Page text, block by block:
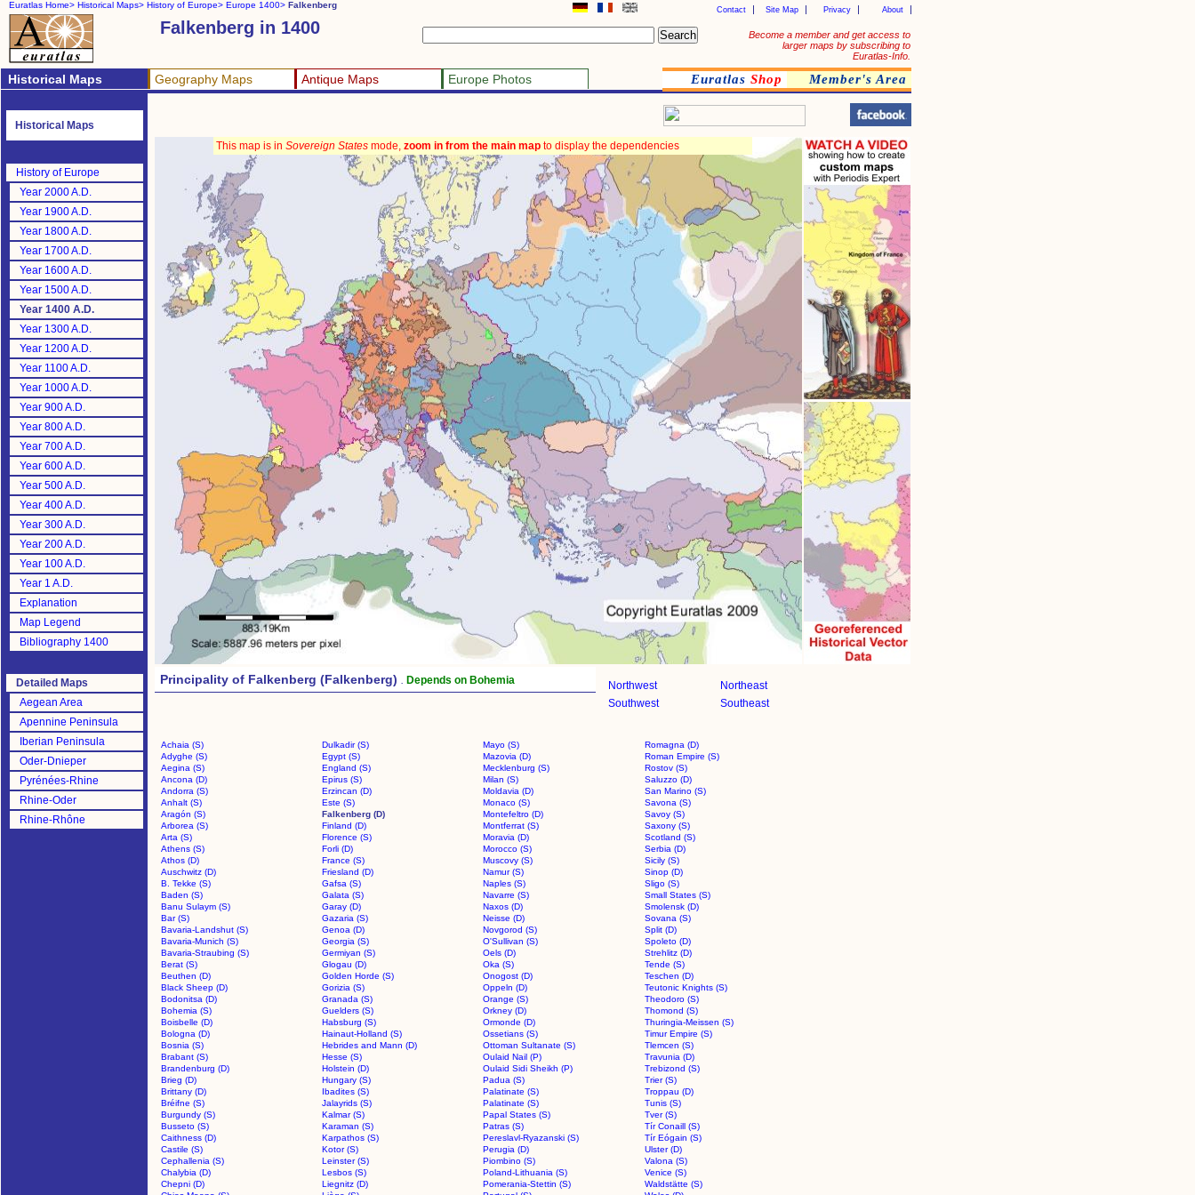
Euratlas Home> Historical Maps> History of Europe> Europe 1400> Falkenberg
Become a member and get access to
larger maps by subscribing to
Euratlas-Info.
About
Privacy
Site Map
Contact
Falkenberg in 1400
Historical Maps Geography Maps Antique Maps Europe Photos Euratlas Shop Member's Area
Historical Maps
History of Europe
Year 2000 A.D.
Year 1900 A.D.
Year 1800 A.D.
Year 1700 A.D.
Year 1600 A.D.
Year 1500 A.D.
Year 1400 A.D.
Year 1300 A.D.
Year 1200 A.D.
Year 1100 A.D.
Year 1000 A.D.
Year 900 A.D.
Year 800 A.D.
Year 700 A.D.
Year 600 A.D.
Year 500 A.D.
Year 400 A.D.
Year 300 A.D.
Year 200 A.D.
Year 100 A.D.
Year 1 A.D.
Explanation
Map Legend
Bibliography 1400
Detailed Maps
Aegean Area
Apennine Peninsula
Iberian Peninsula
Oder-Dnieper
Pyrénées-Rhine
Rhine-Oder
Rhine-Rhône
This map is in Sovereign States mode, zoom in from the main map to display the dependencies
Principality of Falkenberg (Falkenberg) . Depends on Bohemia Northwest
Northeast
Southwest
Southeast
Achaia (S) Dulkadir (S) Mayo (S)
Romagna (D)
Adyghe (S)
Egypt (S) Mazovia (D)
Roman Empire (S)
Aegina (S)
England (S) Mecklenburg (S)
Rostov (S)
Ancona (D)
Epirus (S) Milan (S)
Saluzzo (D)
Andorra (S)
Erzincan (D) Moldavia (D)
San Marino (S)
Anhalt (S)
Este (S) Monaco (S)
Savona (S)
Aragón (S)
Falkenberg (D) Montefeltro (D)
Savoy (S)
Arborea (S)
Finland (D) Montferrat (S)
Saxony (S)
Arta (S)
Florence (S) Moravia (D)
Scotland (S)
Athens (S)
Forli (D) Morocco (S)
Serbia (D)
Athos (D)
France (S) Muscovy (S)
Sicily (S)
Auschwitz (D)
Friesland (D) Namur (S)
Sinop (D)
B. Tekke (S)
Gafsa (S) Naples (S)
Sligo (S)
Baden (S)
Galata (S) Navarre (S)
Small States (S)
Banu Sulaym (S)
Garay (D) Naxos (D)
Smolensk (D)
Bar (S)
Gazaria (S) Neisse (D)
Sovana (S)
Bavaria-Landshut (S)
Genoa (D) Novgorod (S)
Split (D)
Bavaria-Munich (S)
Georgia (S) O'Sullivan (S)
Spoleto (D)
Bavaria-Straubing (S)
Germiyan (S) Oels (D)
Strehlitz (D)
Berat (S)
Glogau (D) Oka (S)
Tende (S)
Beuthen (D)
Golden Horde (S) Onogost (D)
Teschen (D)
Black Sheep (D)
Gorizia (S) Oppeln (D)
Teutonic Knights (S)
Bodonitsa (D)
Granada (S) Orange (S)
Theodoro (S)
Bohemia (S)
Guelders (S) Orkney (D)
Thomond (S)
Boisbelle (D)
Habsburg (S) Ormonde (D)
Thuringia-Meissen (S)
Bologna (D)
Hainaut-Holland (S) Ossetians (S)
Timur Empire (S)
Bosnia (S)
Hebrides and Mann (D) Ottoman Sultanate (S)
Tlemcen (S)
Brabant (S)
Hesse (S) Oulaid Nail (P)
Travunia (D)
Brandenburg (D)
Holstein (D) Oulaid Sidi Sheikh (P)
Trebizond (S)
Brieg (D)
Hungary (S) Padua (S)
Trier (S)
Brittany (D)
Ibadites (S) Palatinate (S)
Troppau (D)
Bréifne (S)
Jalayrids (S) Palatinate (S)
Tunis (S)
Burgundy (S)
Kalmar (S) Papal States (S)
Tver (S)
Busseto (S)
Karaman (S) Patras (S)
Tír Conaill (S)
Caithness (D)
Karpathos (S) Pereslavl-Ryazanski (S)
Tír Eógain (S)
Castile (S)
Kotor (S) Perugia (D)
Ulster (D)
Cephallenia (S)
Leinster (S) Piombino (S)
Valona (S)
Chalybia (D)
Lesbos (S) Poland-Lithuania (S)
Venice (S)
Chepni (D)
Liegnitz (D) Pomerania-Stettin (S)
Waldstätte (S)